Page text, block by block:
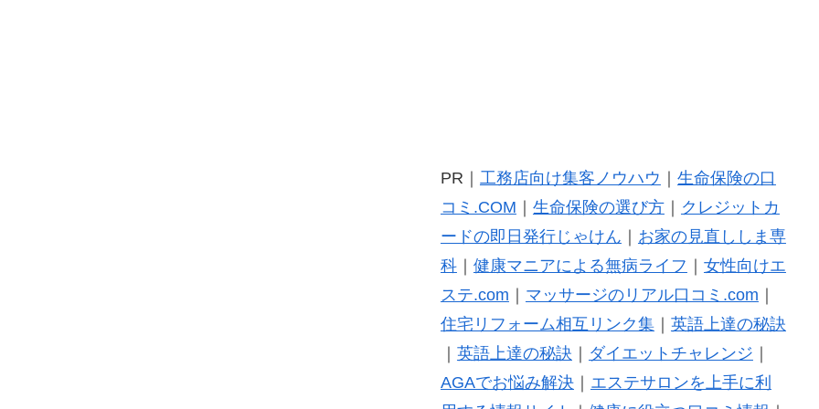
PR｜ 工務店向け集客ノウハウ ｜ 生命保険の口
コミ.COM ｜ 生命保険の選び方｜ クレジットカ
ードの即日発行じゃけん ｜ お家の見直ししま専
科｜ 健康マニアによる無病ライフ ｜ 女性向けエ
ステ.com ｜ マッサージのリアル口コミ.com ｜
住宅リフォーム相互リンク集｜ 英語上達の秘訣
｜ 英語上達の秘訣 ｜ ダイエットチャレンジ ｜
AGAでお悩み解決｜ エステサロンを上手に利